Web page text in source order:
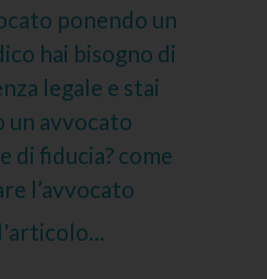
ponendo un
hai bisogno di
legale e stai
un avvocato
di fiducia? come
l’avvocato